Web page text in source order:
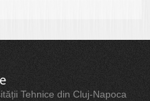
Tehnice din Cluj-Napoca